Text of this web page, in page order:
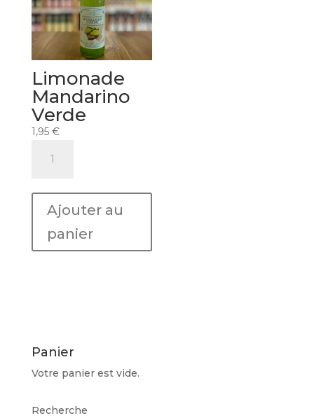
Limonade
Mandarino
Verde
1,95 €
Mandarino
Verde
Ajouter au
panier
Panier
Votre panier est vide.
Recherche